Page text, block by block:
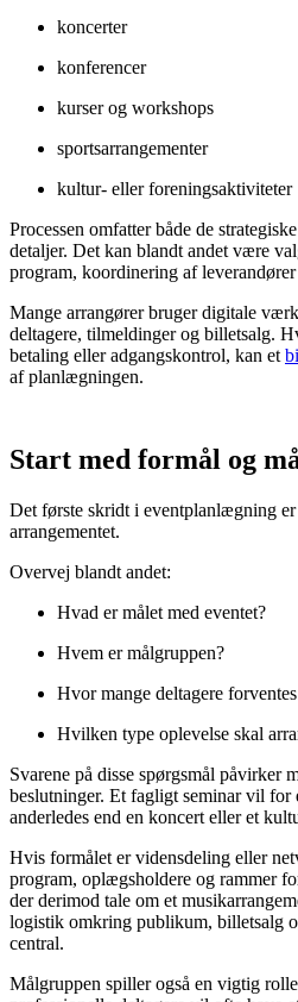
koncerter
konferencer
kurser og workshops
sportsarrangementer
kultur- eller foreningsaktiviteter
Processen omfatter både de
detaljer. Det kan blandt andet være
program, koordinering af
Mange arrangører bruger digitale
deltagere, tilmeldinger og billetsalg.
betaling eller adgangskontrol, kan et
af planlægningen.
Start med formål og
Det første skridt i eventplanlægning
arrangementet.
Overvej blandt andet:
Hvad er målet med eventet?
Hvem er målgruppen?
Hvor mange deltagere
Hvilken type oplevelse skal
Svarene på disse spørgsmål påvirker
beslutninger. Et fagligt seminar vil for
anderledes end en koncert eller et
Hvis formålet er vidensdeling eller
program, oplægsholdere og rammer
der derimod tale om et
logistik omkring publikum, billetsalg
central.
Målgruppen spiller også en vigtig